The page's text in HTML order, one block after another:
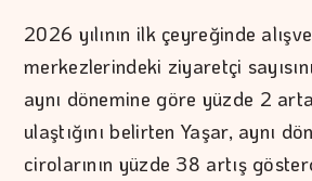
2026 yılının ilk çeyreğinde
merkezlerindeki ziyaretçi
aynı dönemine göre yüzde 2
ulaştığını belirten Yaşar, aynı
cirolarının yüzde 38 artış